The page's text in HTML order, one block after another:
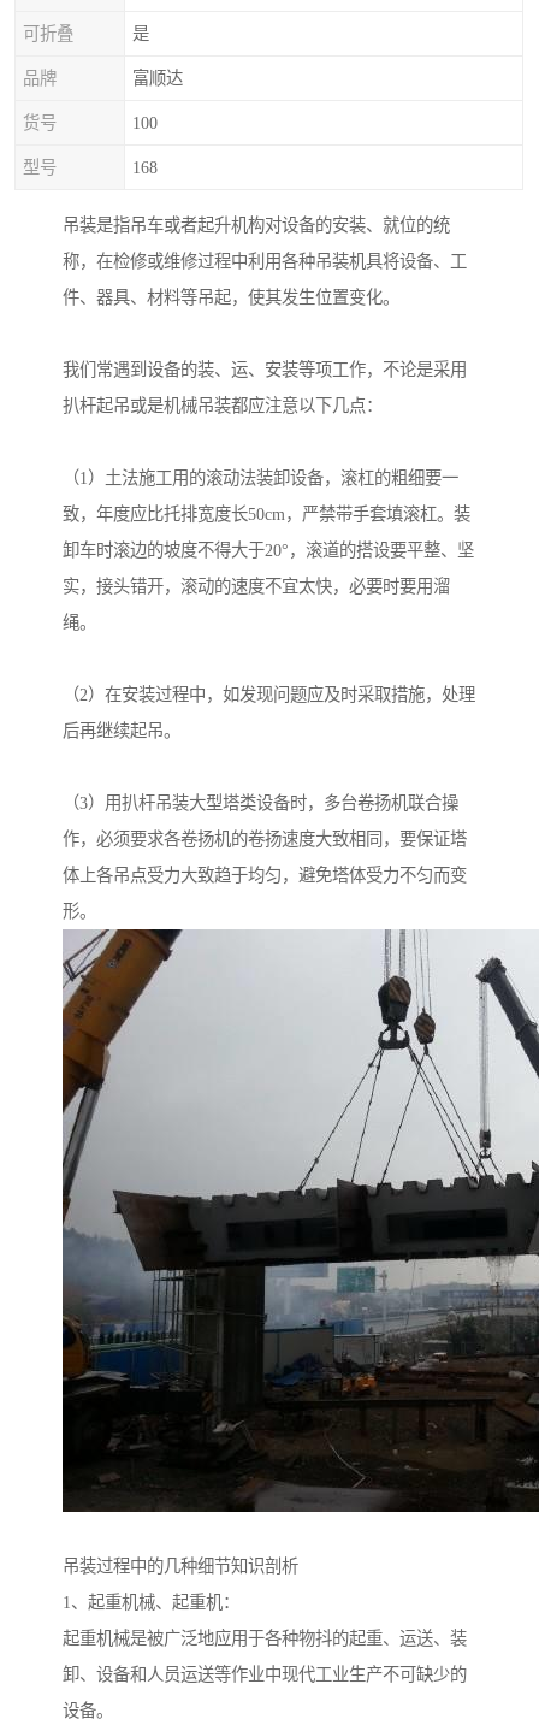
可折叠 是
品牌 富顺达
货号 100
型号 168
吊装是指吊车或者起升机构对设备的安装、就位的统
称，在检修或维修过程中利用各种吊装机具将设备、工
件、器具、材料等吊起，使其发生位置变化。
我们常遇到设备的装、运、安装等项工作，不论是采用
扒杆起吊或是机械吊装都应注意以下几点：
（1）土法施工用的滚动法装卸设备，滚杠的粗细要一
致，年度应比托排宽度长50cm，严禁带手套填滚杠。装
卸车时滚边的坡度不得大于20°，滚道的搭设要平整、坚
实，接头错开，滚动的速度不宜太快，必要时要用溜
绳。
（2）在安装过程中，如发现问题应及时采取措施，处理
后再继续起吊。
（3）用扒杆吊装大型塔类设备时，多台卷扬机联合操
作，必须要求各卷扬机的卷扬速度大致相同，要保证塔
体上各吊点受力大致趋于均匀，避免塔体受力不匀而变
形。
吊装过程中的几种细节知识剖析
1、起重机械、起重机：
起重机械是被广泛地应用于各种物抖的起重、运送、装
卸、设备和人员运送等作业中现代工业生产不可缺少的
设备。